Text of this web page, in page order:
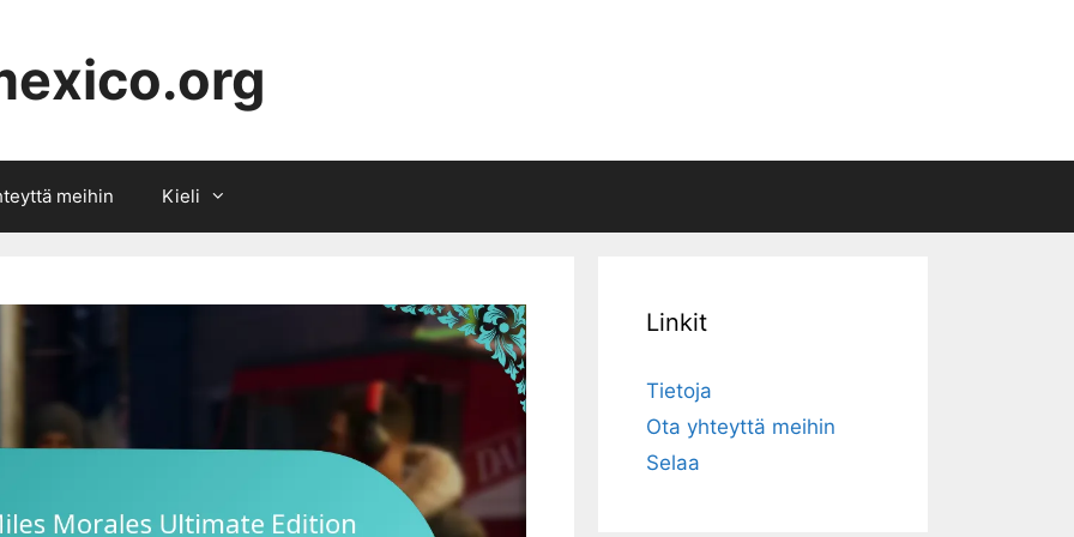
meihin Kieli
Linkit
Tietoja
Ota yhteyttä meihin
Selaa